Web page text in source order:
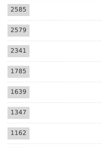
2585
2579
2341
1785
1639
1347
1162